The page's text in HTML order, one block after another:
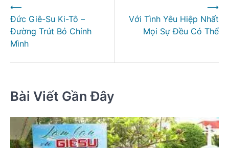
hướng
bài
viết
⟵
Đức Giê-Su Ki-Tô –
Đường Trút Bỏ Chính
Mình
Với Tình Yêu Hiệp Nhất
Mọi Sự Đều Có Thể
⟶
Bài Viết Gần Đây